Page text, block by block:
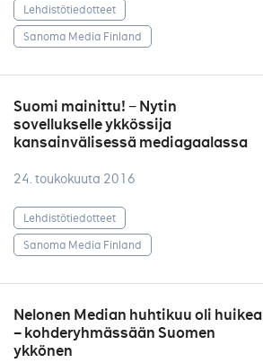
Lehdistötiedotteet
Sanoma Media Finland
Suomi mainittu! − Nytin
sovellukselle ykkössija
kansainvälisessä mediagaalassa
24. toukokuuta 2016
Lehdistötiedotteet
Sanoma Media Finland
Nelonen Median huhtikuu oli huikea
– kohderyhmässään Suomen
ykkönen